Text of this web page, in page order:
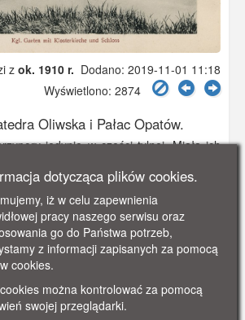
z ok. 1910 r. Dodano: 2019-11-01 11:18
Wyświetlono: 2874
Oliwska i Pałac Opatów.
jedynie w części tylnej. Miała ich
się w czasie pożaru w 1577 r. Przy
się, że nie są potrzebne. Pałac Opatów
Feldner
& Co., Dresden
mm
czarno-biała
Niekomercyjne
dotycząca plików cookies.
iż w celu zapewnienia
pracy naszego serwisu oraz
go do Państwa potrzeb,
z informacji zapisanych za pomocą
cookies.
można kontrolować za pomocą
swojej przeglądarki.